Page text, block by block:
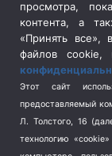
Социальная
Спецоперация в
Спецоперация на
Спорт (740)
Терроризм (1)
Транспорт (262)
просмотра,
контента, а
«Принять все»,
файлов
Этот сайт
предоставляемый
Л. Толстого, 16
технологию